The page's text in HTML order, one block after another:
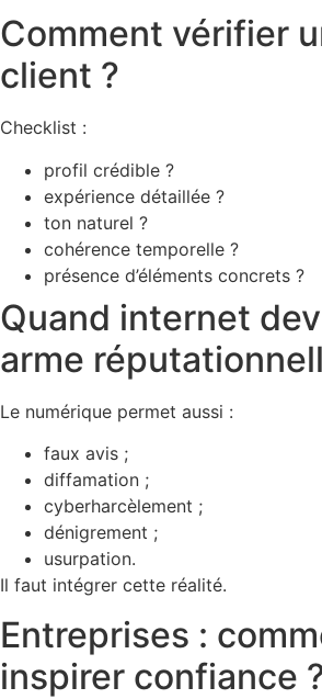
Comment vérifier
client ?
Checklist :
profil crédible ?
expérience détaillée ?
ton naturel ?
cohérence temporelle ?
présence d’éléments concrets ?
Quand internet
arme
Le numérique permet aussi :
faux avis ;
diffamation ;
cyberharcèlement ;
dénigrement ;
usurpation.
Il faut intégrer cette réalité.
Entreprises :
inspirer confiance